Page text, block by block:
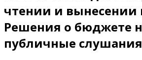
чтении и вынесении
Решения о бюджете
публичные